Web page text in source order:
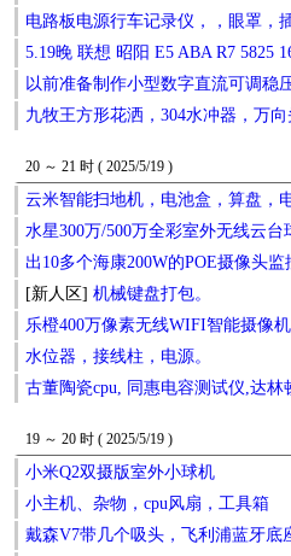
电路板电源行车记录仪，，眼罩，
5.19晚 联想 昭阳 E5 ABA R7 5825
以前准备制作小型数字直流可调稳
九牧王方形花洒，304水冲器，万
20 ～ 21 时 ( 2025/5/19 )
云米智能扫地机，电池盒，算盘，
水星300万/500万全彩室外无线云台
出10多个海康200W的POE摄像头监
[新人区] 机械键盘打包。
乐橙400万像素无线WIFI智能摄像
水位器，接线柱，电源。
古董陶瓷cpu, 同惠电容测试仪,达
19 ～ 20 时 ( 2025/5/19 )
小米Q2双摄版室外小球机
小主机、杂物，cpu风扇，工具箱
戴森V7带几个吸头，飞利浦蓝牙